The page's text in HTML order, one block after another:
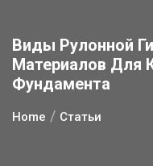
Виды Рулонной
Материалов Для
Фундамента
Home Статьи